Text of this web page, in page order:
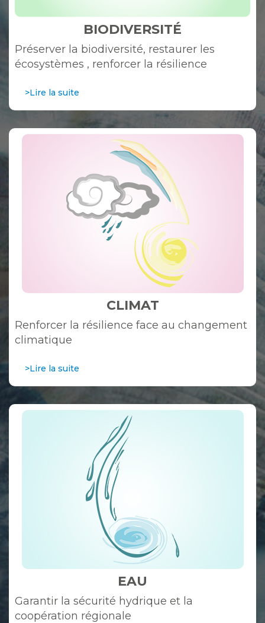
BIODIVERSITÉ
Préserver la biodiversité, restaurer les
écosystèmes , renforcer la résilience
>Lire la suite
CLIMAT
Renforcer la résilience face au changement
climatique
>Lire la suite
EAU
Garantir la sécurité hydrique et la
coopération régionale